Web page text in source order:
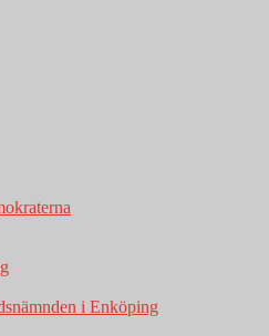
i Enköping